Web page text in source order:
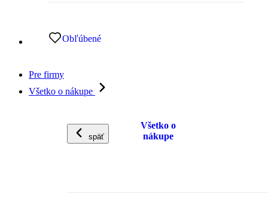
Obľúbené
Pre firmy
Všetko o nákupe
späť
Všetko o
nákupe